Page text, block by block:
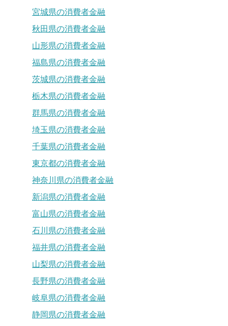
宮城県の消費者金融
秋田県の消費者金融
山形県の消費者金融
福島県の消費者金融
茨城県の消費者金融
栃木県の消費者金融
群馬県の消費者金融
埼玉県の消費者金融
千葉県の消費者金融
東京都の消費者金融
神奈川県の消費者金融
新潟県の消費者金融
富山県の消費者金融
石川県の消費者金融
福井県の消費者金融
山梨県の消費者金融
長野県の消費者金融
岐阜県の消費者金融
静岡県の消費者金融